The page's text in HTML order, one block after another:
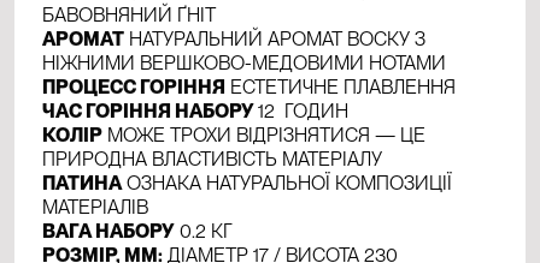
БАВОВНЯНИЙ ҐНІТ
АРОМАТ НАТУРАЛЬНИЙ АРОМАТ ВОСКУ З
НІЖНИМИ ВЕРШКОВО-МЕДОВИМИ НОТАМИ
ПРОЦЕСС ГОРІННЯ ЕСТЕТИЧНЕ ПЛАВЛЕННЯ
ЧАС ГОРІННЯ НАБОРУ12 ГОДИН
КОЛІР МОЖЕ ТРОХИ ВІДРІЗНЯТИСЯ — ЦЕ
ПРИРОДНА ВЛАСТИВІСТЬ МАТЕРІАЛУ
ПАТИНАОЗНАКА НАТУРАЛЬНОЇ КОМПОЗИЦІЇ
МАТЕРІАЛІВ
ВАГА НАБОРУ 0.2 КГ
РОЗМІР, ММ: ДІАМЕТР 17 / ВИСОТА 230